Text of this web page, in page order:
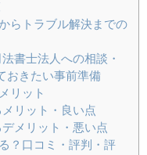
らトラブル解決までの
書士法人への相談・
おきたい事前準備
リット
リット・良い点
メリット・悪い点
？口コミ・評判・評